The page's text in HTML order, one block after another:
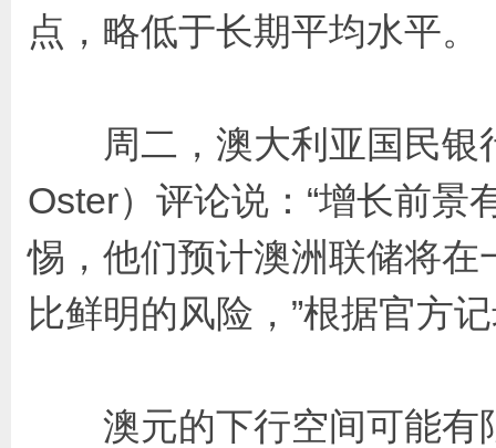
点，略低于长期平均水平。
周二，澳大利亚国民银
Oster）评论说：“增长前景
惕，他们预计澳洲联储将
比鲜明的风险，”根据官方
澳元的下行空间可能有